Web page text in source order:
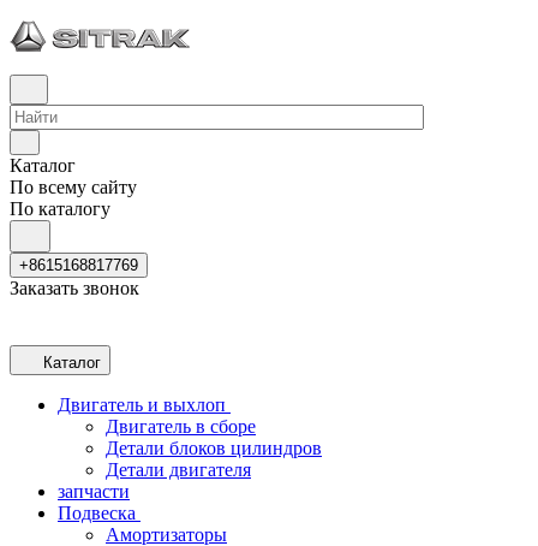
Каталог
По всему сайту
По каталогу
+8615168817769
Заказать звонок
Каталог
Двигатель и выхлоп
Двигатель в сборе
Детали блоков цилиндров
Детали двигателя
запчасти
Подвеска
Амортизаторы